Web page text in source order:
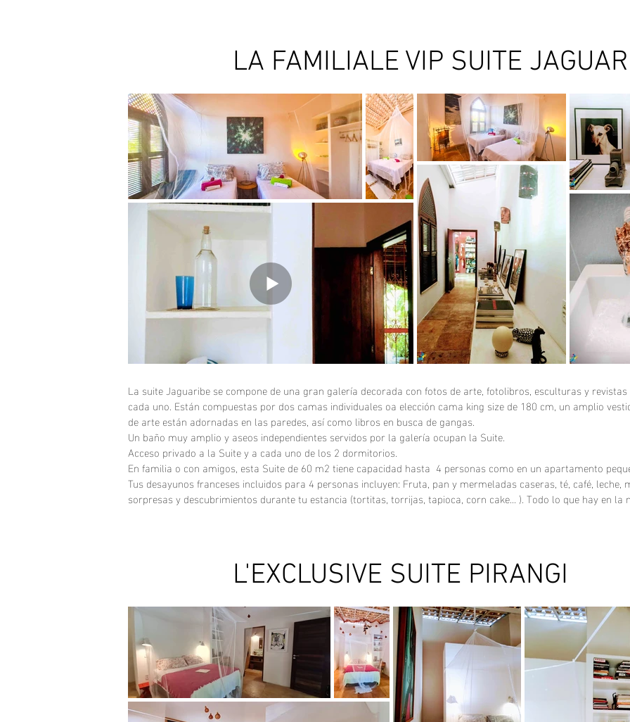
LA FAMILIALE VIP SUITE
La suite Jaguaribe se compone de una gran galería decorada con fotos de arte, fotolibros, esculturas y
cada uno. Están compuestas por dos camas individuales oa elección cama king size de 180 cm, un amplio
de arte están adornadas en las paredes, así como libros en busca de gangas.
Un baño muy amplio y aseos independientes servidos por la galería ocupan la Suite.
Acceso privado a la Suite y a cada uno de los 2 dormitorios.
En familia o con amigos, esta Suite de 60 m2 tiene capacidad hasta 4 personas como en un apartamento
Tus desayunos franceses incluidos para 4 personas incluyen: Fruta, pan y mermeladas caseras, té, café,
sorpresas y descubrimientos durante tu estancia (tortitas, torrijas, tapioca, corn cake... ). Todo lo que hay en la
L'EXCLUSIVE SUITE PIRANGI